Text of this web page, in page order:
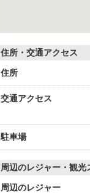
住所・交通アクセス
住所
交通アクセス
駐車場
周辺のレジャー・観光
周辺のレジャー